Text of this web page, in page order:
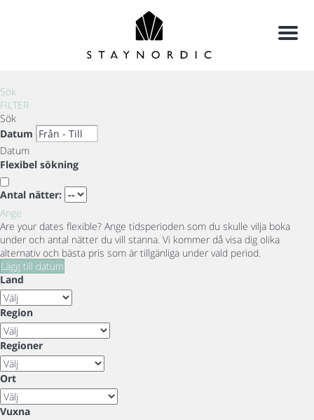
Meny
Sök
FILTER
Sök
Datum
Datum
Flexibel sökning
Antal nätter:
Ange
Are your dates flexible? Ange tidsperioden som du skulle vilja boka
under och antal nätter du vill stanna. Vi kommer då visa dig olika
alternativ och bästa pris som är tillgänliga under vald period.
Lägg till datum
Land
Region
Regioner
Ort
Vuxna